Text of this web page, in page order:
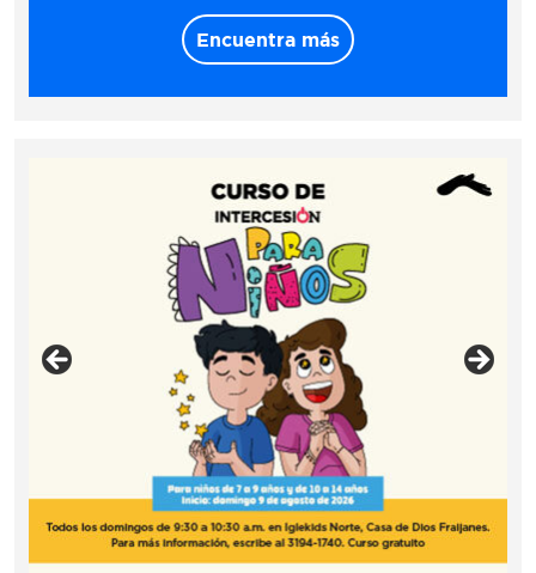
Encuentra más